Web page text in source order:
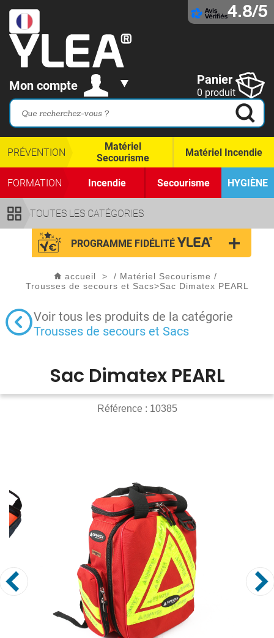
4.8/5
Mon compte Panier
0 produit
TOUTES LES CATÉGORIES
PRÉVENTION
Matériel
Secourisme
Matériel Incendie
FORMATION Incendie Secourisme HYGIÈNE
PROGRAMME FIDÉLITÉ
accueil > / Matériel Secourisme /
Trousses de secours et Sacs>Sac Dimatex PEARL
Voir tous les produits de la catégorie
Trousses de secours et Sacs
Sac Dimatex PEARL
Référence : 10385